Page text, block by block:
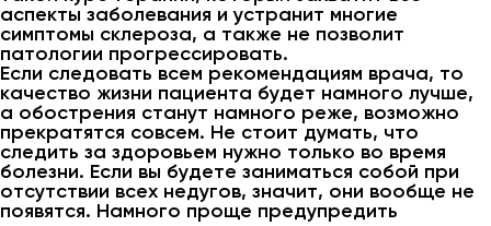
аспекты заболевания и устранит многие
симптомы склероза, а также не позволит
патологии прогрессировать.
Если следовать всем рекомендациям врача, то
качество жизни пациента будет намного лучше,
а обострения станут намного реже, возможно
прекратятся совсем. Не стоит думать, что
следить за здоровьем нужно только во время
болезни. Если вы будете заниматься собой при
отсутствии всех недугов, значит, они вообще не
появятся. Намного проще предупредить